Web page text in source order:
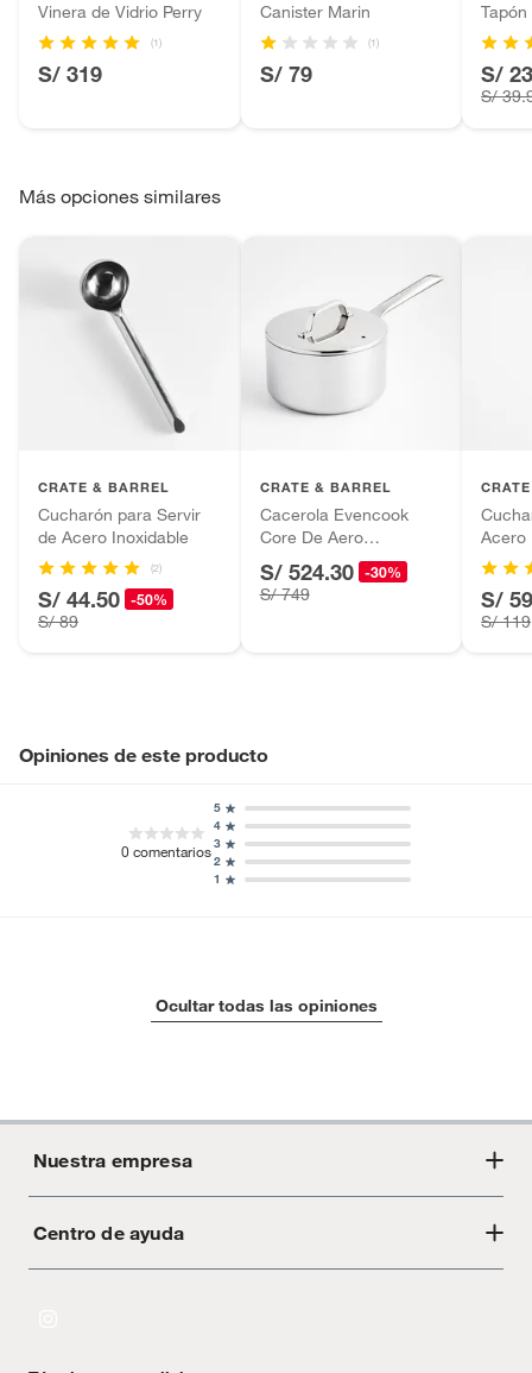
Vinera de Vidrio Perry
(1)
S/ 319
Canister Marin
(1)
S/ 79 S/
S/
Más opciones similares
CRATE & BARREL
Cucharón para Servir
de Acero Inoxidable
(2)
S/ 44.50 -50%
S/ 89
CRATE & BARREL
Cacerola Evencook
Core De Aero
Inoxidable
S/ 524.30 -30%
S/ 749
Acero
S/
S/ 119
Opiniones de este producto
0comentarios
1
2
3
4
5
Ocultar todas las opiniones
Nuestra empresa
Acerca de Crate
Centro de ayuda